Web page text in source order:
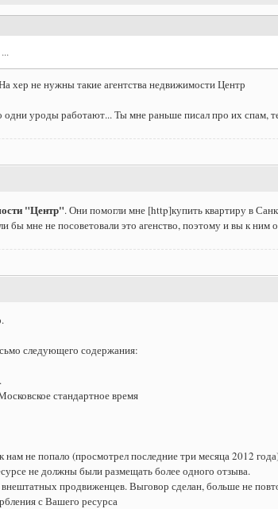
хер не нужны такие агентства недвижимости Центр
одни уроды работают... Ты мне раньше писал про их спам,
"Центр". Они помогли мне [http]купить квартиру в
бы мне не посоветовали это агенство, поэтому и вы к ним
следующего содержания:
стандартное время
не попало (просмотрел последние три месяца 2012
не должны были размещать более одного отзыва.
продвиженцев. Выговор сделан, больше не
с Вашего ресурса